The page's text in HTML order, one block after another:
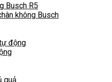
Busch R5
không Busch
động
quả